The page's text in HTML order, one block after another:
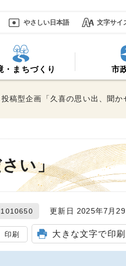
やさしい日本語 文字サイ
・まちづくり 市
稿型企画「久喜の思い出、聞か
い」
1010650 更新日 2025年7月29
印刷 大きな文字で印刷